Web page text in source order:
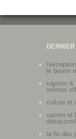
le beurre
napster &
mêmes
culture et
sacem et
la fin des